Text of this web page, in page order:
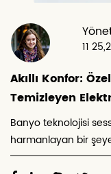
11
Akıllı Konfor:
Temizleyen
Banyo teknolojisi
harmanlayan bir